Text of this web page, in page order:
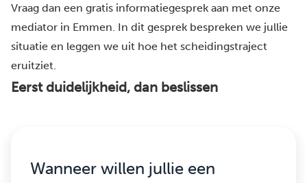
Vraag dan een gratis informatiegesprek aan met onze
mediator in Emmen. In dit gesprek bespreken we jullie
situatie en leggen we uit hoe het scheidingstraject
eruitziet.
Eerst duidelijkheid, dan beslissen
Wanneer willen jullie een